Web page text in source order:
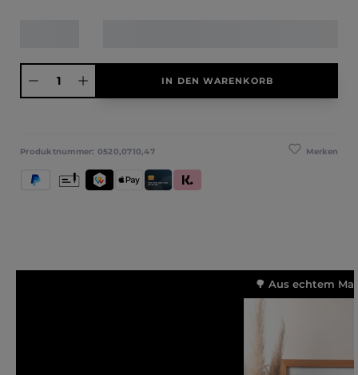
IN DEN WARENKORB
Merken
Produktnummer: 0520,0710,47
TWINT
PayPal Apple PayKredit- und Debitkarte
Klarna (Rechnung / Ratenkauf / Sofort)
Vorkasse
🌳 Aus echtem